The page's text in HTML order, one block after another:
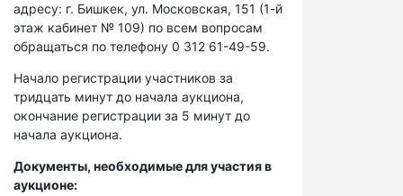
адресу: г. Бишкек, ул. Московская, 151 (1-й
этаж кабинет № 109) по всем вопросам
обращаться по телефону 0 312 61-49-59.
Начало регистрации участников за
тридцать минут до начала аукциона,
окончание регистрации за 5 минут до
начала аукциона.
Документы, необходимые для участия в
аукционе: